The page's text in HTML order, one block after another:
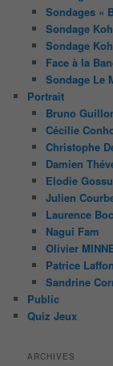
Sondages «
Sondage
Sondage
Face à la
Sondage Le
Portrait
Bruno
Cécilie
Christophe
Damien
Elodie
Julien
Laurence
Nagui Fam
Olivier
Patrice
Sandrine
Public
Quiz Jeux
ARCHIVES